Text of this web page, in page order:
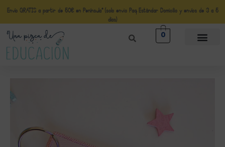
Envío GRATIS a partir de 50€ en Península* (solo envio Paq Estándar Domicilio y envíos de 3 a 5
días)
0